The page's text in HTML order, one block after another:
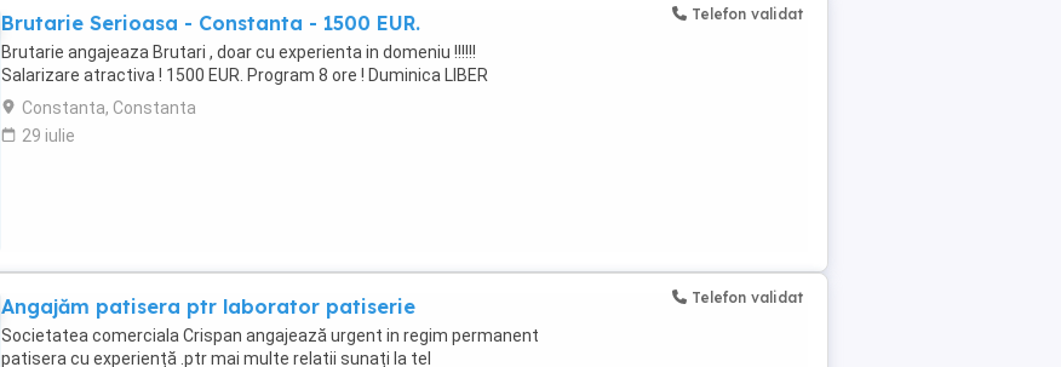
Brutarie Serioasa - Constanta - 1500 EUR.
Brutarie angajeaza Brutari , doar cu experienta in domeniu !!!!!!
Salarizare atractiva ! 1500 EUR. Program 8 ore ! Duminica LIBER
Constanta, Constanta
29 iulie
Telefon validat
Angajăm patisera ptr laborator patiserie
Societatea comerciala Crispan angajează urgent in regim permanent
patisera cu experiență .ptr mai multe relatii sunați la tel
Telefon validat